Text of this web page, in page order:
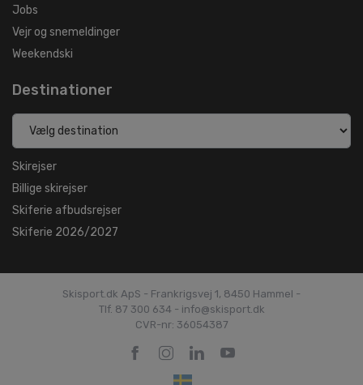
Jobs
Vejr og snemeldinger
Weekendski
Destinationer
Skirejser
Billige skirejser
Skiferie afbudsrejser
Skiferie 2026/2027
Skisport.dk ApS - Frankrigsvej 1, 8450 Hammel -
Tlf. 87 300 634 - info@skisport.dk
CVR-nr: 36054387